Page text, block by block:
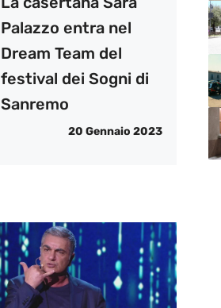
Palazzo entra nel
Dream Team del
festival dei Sogni di
Sanremo
20 Gennaio 2023